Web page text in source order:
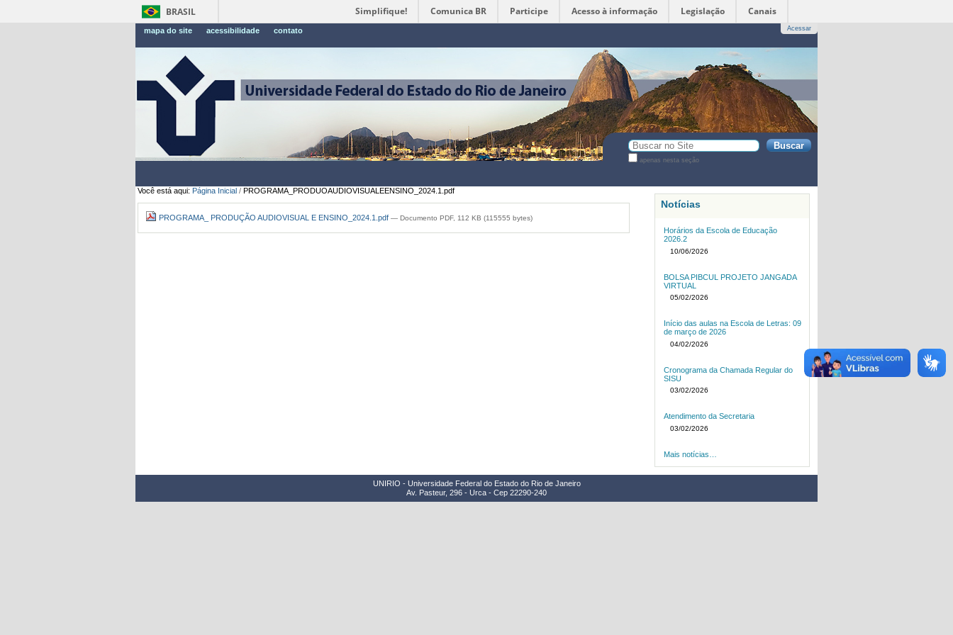
BRASIL Simplifique! Comunica BR Participe Acesso à informação Legislação Canais
mapa do site acessibilidade contato Acessar
Busca
apenas nesta seção
Você está aqui: Página Inicial / PROGRAMA_PRODUOAUDIOVISUALEENSINO_2024.1.pdf
PROGRAMA_ PRODUÇÃO AUDIOVISUAL E ENSINO_2024.1.pdf — Documento PDF, 112 KB (115555 bytes)
Notícias
Horários da Escola de Educação
2026.2
10/06/2026
BOLSA PIBCUL PROJETO JANGADA
VIRTUAL
05/02/2026
Início das aulas na Escola de Letras: 09
de março de 2026
04/02/2026
Cronograma da Chamada Regular do
SISU
03/02/2026
Atendimento da Secretaria
03/02/2026
Mais notícias…
UNIRIO - Universidade Federal do Estado do Rio de Janeiro
Av. Pasteur, 296 - Urca - Cep 22290-240